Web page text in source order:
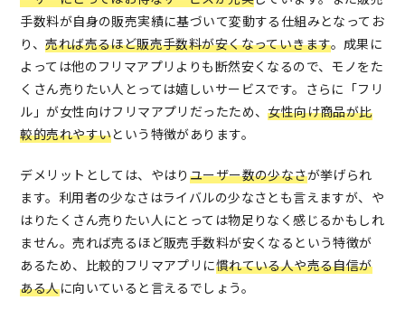
手数料が自身の販売実績に基づいて変動する仕組みとなってお
り、売れば売るほど販売手数料が安くなっていきます。成果に
よっては他のフリマアプリよりも断然安くなるので、モノをた
くさん売りたい人とっては嬉しいサービスです。 さらに「フリ
ル」が女性向けフリマアプリだったため、女性向け商品が比
較的売れやすいという特徴があります。
デメリットとしては、やはり ユーザー数の少なさが挙げられ
ます。利用者の少なさはライバルの少なさとも言えますが、や
はりたくさん売りたい人にとっては物足りなく感じるかもしれ
ません。売れば売るほど販売手数料が安くなるという特徴が
あるため、比較的フリマアプリに慣れている人や売る自信が
ある人に向いていると言えるでしょう。